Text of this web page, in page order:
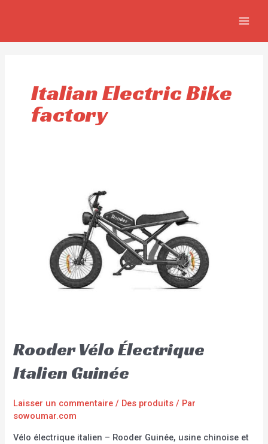
Italian Electric Bike
factory
Rooder Vélo Électrique
Italien Guinée
Laisser un commentaire / Des produits / Par
sowoumar.com
Vélo électrique italien – Rooder Guinée, usine chinoise et